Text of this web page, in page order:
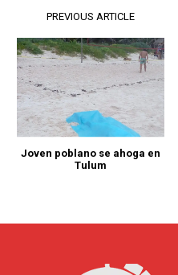
PREVIOUS ARTICLE
Joven poblano se ahoga en
Tulum